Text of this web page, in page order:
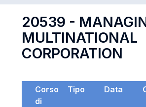
20539 -
MULTINATIONAL
CORPORATION
Corso
di
Tipo Data